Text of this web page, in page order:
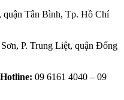
quận Tân Bình, Tp. Hồ Chí
P. Trung Liệt, quận Đống
Hotline: 09 6161 4040 – 09